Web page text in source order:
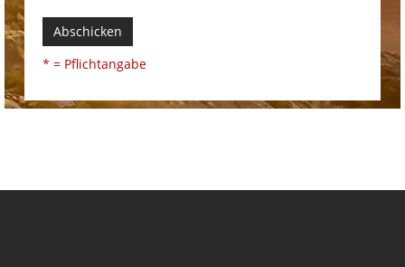
Abschicken
* = Pflichtangabe